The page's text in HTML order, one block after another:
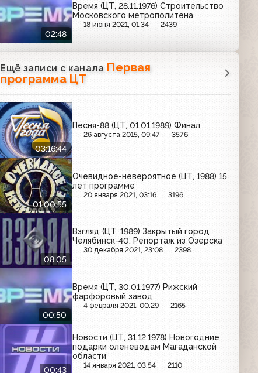
02:48
Время (ЦТ, 28.11.1976) Строительство
Московского метрополитена
18 июня 2021, 01:34 2439
Ещё записи с канала Первая
программа ЦТ
03:16:44
Песня-88 (ЦТ, 01.01.1989) Финал
26 августа 2015, 09:47 3576
01:00:55
Очевидное-невероятное (ЦТ, 1988) 15
лет программе
20 января 2021, 03:16 3196
08:05
Взгляд (ЦТ, 1989) Закрытый город
Челябинск-40. Репортаж из Озерска
30 декабря 2021, 23:08 2398
00:50
Время (ЦТ, 30.01.1977) Рижский
фарфоровый завод
4 февраля 2021, 00:29 2165
00:43
Новости (ЦТ, 31.12.1978) Новогодние
подарки оленеводам Магаданской
области
14 января 2021, 03:54 2110